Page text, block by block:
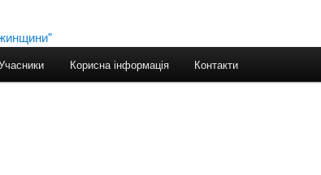
Корисна інформація Контакти